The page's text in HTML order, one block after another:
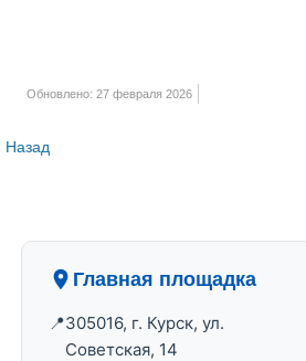
Обновлено: 27 февраля 2026
Назад
Главная площадка
305016, г. Курск, ул.
Советская, 14